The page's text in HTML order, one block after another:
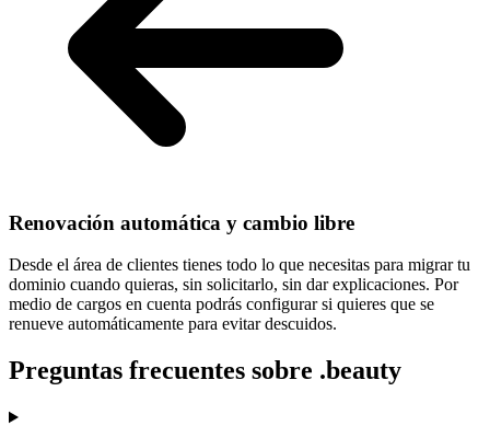
Renovación automática y cambio libre
Desde el área de clientes tienes todo lo que necesitas para migrar tu
dominio cuando quieras, sin solicitarlo, sin dar explicaciones. Por
medio de cargos en cuenta podrás configurar si quieres que se
renueve automáticamente para evitar descuidos.
Preguntas frecuentes sobre .beauty